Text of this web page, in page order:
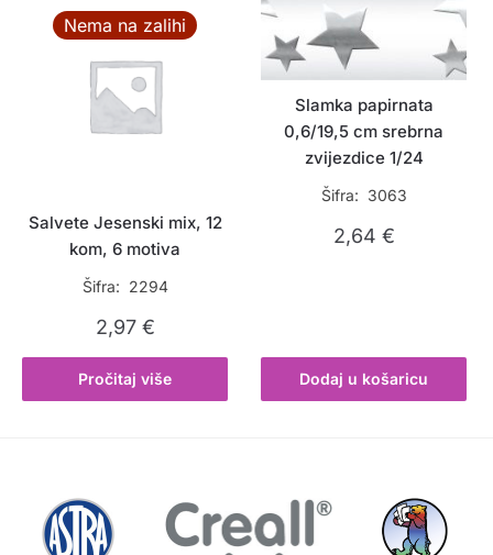
Nema na zalihi
Salvete Jesenski mix, 12
kom, 6 motiva
Šifra: 2294
2,97 €
Pročitaj više
Slamka papirnata
0,6/19,5 cm srebrna
zvijezdice 1/24
Šifra: 3063
2,64 €
Dodaj u košaricu